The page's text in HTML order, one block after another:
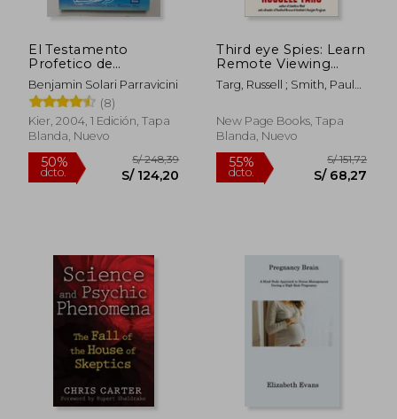
50%
dcto.
El Testamento
Profetico de
Benjamin Solari
Parravicini
Benjamin Solari Parravicini
(8)
Kier, 2004, 1 Edición, Tapa
Blanda, Nuevo
Third eye Spies: Learn
Remote Viewing
From the Masters (en
Inglés)
Targ, Russell ; Smith, Paul
New Page Books, Tapa
Blanda, Nuevo